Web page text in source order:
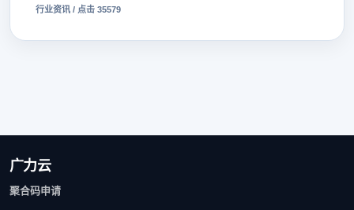
行业资讯 / 点击 35579
广力云
聚合码申请